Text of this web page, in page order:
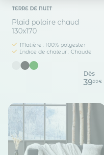
Notre plateforme vous
TERRE DE NUIT
Plaid polaire chaud
130x170
Matière : 100% polyester
Indice de chaleur : Chaude
Dès
3999€